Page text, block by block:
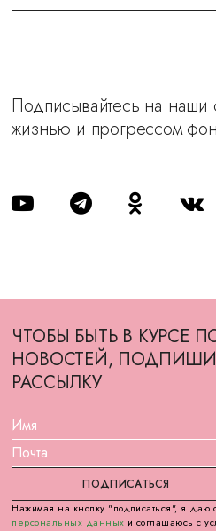
Подписывайтесь на наши
жизнью и прогрессом
ЧТОБЫ БЫТЬ В КУРСЕ
НОВОСТЕЙ,
РАССЫЛКУ
Нажимая на кнопку "подписаться", я даю
персональных данных и соглашаюсь с